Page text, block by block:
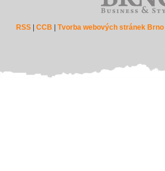
RSS |CCB |Tvorba webových stránek Brno